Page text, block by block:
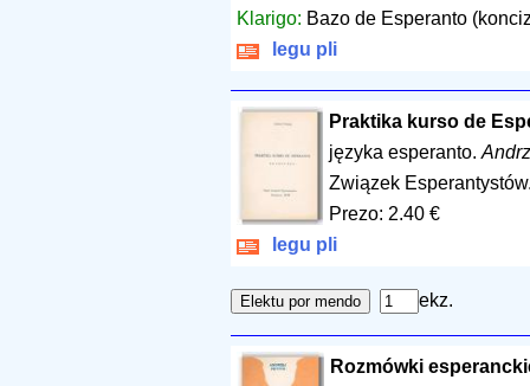
Klarigo: Bazo de Esperanto
legu pli
Praktika kurso de
języka esperanto.
Związek
Prezo: 2.40 €
legu pli
ekz.
Rozmówki